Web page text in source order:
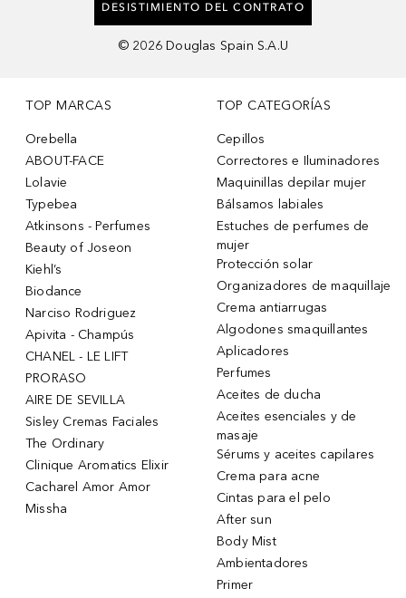
DESISTIMIENTO DEL CONTRATO
© 2026 Douglas Spain S.A.U
TOP MARCAS
Orebella
ABOUT-FACE
Lolavie
Typebea
Atkinsons - Perfumes
Beauty of Joseon
Kiehl’s
Biodance
Narciso Rodriguez
Apivita - Champús
CHANEL - LE LIFT
PRORASO
AIRE DE SEVILLA
Sisley Cremas Faciales
The Ordinary
Clinique Aromatics Elixir
Cacharel Amor Amor
Missha
TOP CATEGORÍAS
Cepillos
Correctores e Iluminadores
Maquinillas depilar mujer
Bálsamos labiales
Estuches de perfumes de
mujer
Protección solar
Organizadores de maquillaje
Crema antiarrugas
Algodones smaquillantes
Aplicadores
Perfumes
Aceites de ducha
Aceites esenciales y de
masaje
Sérums y aceites capilares
Crema para acne
Cintas para el pelo
After sun
Body Mist
Ambientadores
Primer